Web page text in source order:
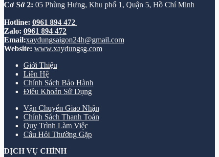
Cơ Sở 2: 05 Phùng Hưng, Khu phố 1, Quận 5, Hồ Chí Minh
Hotline: 0961 894 472
Zalo: 0961 894 472
Email:xaydungsaigon24h@gmail.com
Website: www.xaydungsg.com
Giới Thiệu
Liên Hệ
Chính Sách Bảo Hành
Điều Khoản Sử Dụng
Vận Chuyển Giao Nhận
Chính Sách Thanh Toán
Quy Trình Làm Việc
Câu Hỏi Thường Gặp
DỊCH VỤ CHÍNH